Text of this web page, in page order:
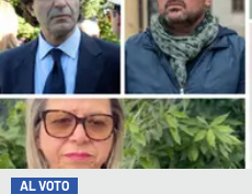
AL VOTO